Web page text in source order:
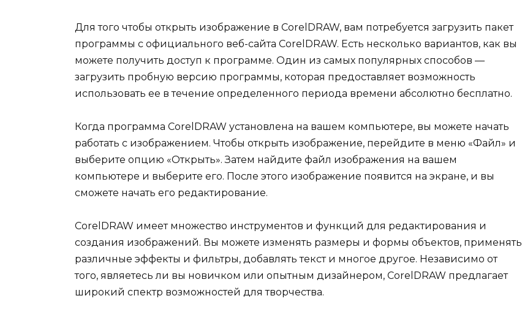
Для того чтобы открыть изображение в CorelDRAW, вам потребуется загрузить пакет
программы с официального веб-сайта CorelDRAW. Есть несколько вариантов, как вы
можете получить доступ к программе. Один из самых популярных способов —
загрузить пробную версию программы, которая предоставляет возможность
использовать ее в течение определенного периода времени абсолютно бесплатно.
Когда программа CorelDRAW установлена на вашем компьютере, вы можете начать
работать с изображением. Чтобы открыть изображение, перейдите в меню «Файл» и
выберите опцию «Открыть». Затем найдите файл изображения на вашем
компьютере и выберите его. После этого изображение появится на экране, и вы
сможете начать его редактирование.
CorelDRAW имеет множество инструментов и функций для редактирования и
создания изображений. Вы можете изменять размеры и формы объектов, применять
различные эффекты и фильтры, добавлять текст и многое другое. Независимо от
того, являетесь ли вы новичком или опытным дизайнером, CorelDRAW предлагает
широкий спектр возможностей для творчества.